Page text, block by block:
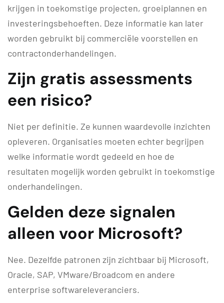
krijgen in toekomstige projecten, groeiplannen en
investeringsbehoeften. Deze informatie kan later
worden gebruikt bij commerciële voorstellen en
contractonderhandelingen.
Zijn gratis assessments
een risico?
Niet per definitie. Ze kunnen waardevolle inzichten
opleveren. Organisaties moeten echter begrijpen
welke informatie wordt gedeeld en hoe de
resultaten mogelijk worden gebruikt in toekomstige
onderhandelingen.
Gelden deze signalen
alleen voor Microsoft?
Nee. Dezelfde patronen zijn zichtbaar bij Microsoft,
Oracle, SAP, VMware/Broadcom en andere
enterprise softwareleveranciers.